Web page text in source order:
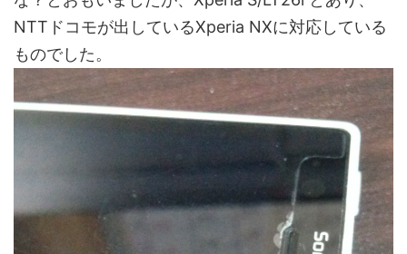
NTTドコモが出しているXperia NXに対応している
ものでした。